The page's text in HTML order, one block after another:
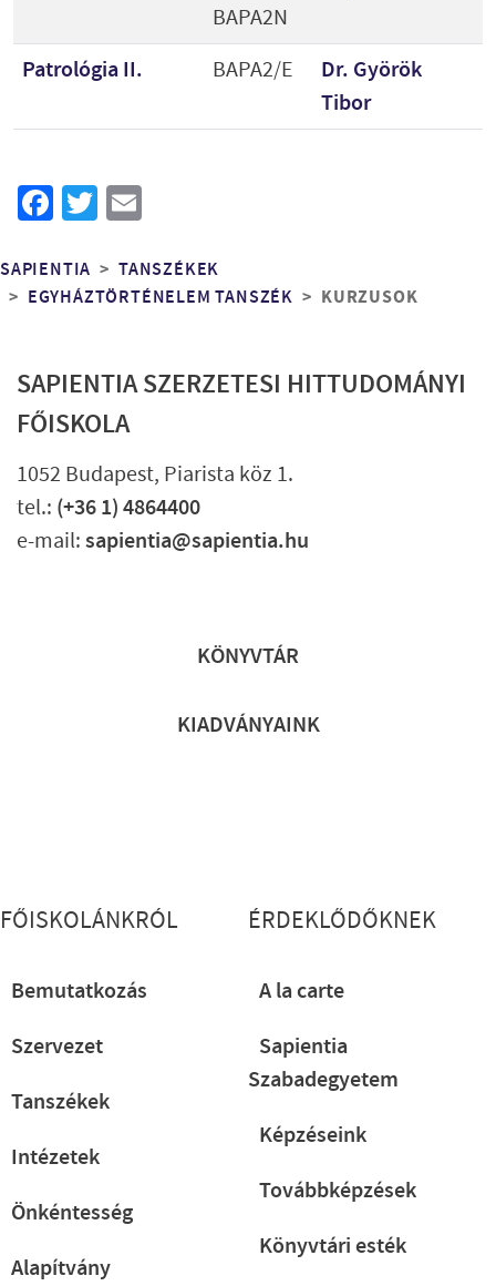
BAPA2N
Patrológia II. BAPA2/E
Dr. Györök
Tibor
Facebook
Twitter
Morzsa
SAPIENTIA
TANSZÉKEK
EGYHÁZTÖRTÉNELEM TANSZÉK
KURZUSOK
SAPIENTIA SZERZETESI HITTUDOMÁNYI
FŐISKOLA
1052 Budapest, Piarista köz 1.
tel.: (+36 1) 4864400
e-mail:sapientia@sapientia.hu
KÖNYVTÁR
KIADVÁNYAINK
FŐISKOLÁNKRÓL
Bemutatkozás
Szervezet
Tanszékek
Intézetek
Önkéntesség
Alapítvány
ÉRDEKLŐDŐKNEK
A la carte
Sapientia
Szabadegyetem
Képzéseink
Továbbképzések
Könyvtári esték